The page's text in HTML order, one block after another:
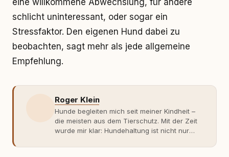
eine willkommene Abwechslung, für andere
schlicht uninteressant, oder sogar ein
Stressfaktor. Den eigenen Hund dabei zu
beobachten, sagt mehr als jede allgemeine
Empfehlung.
Roger Klein
Hunde begleiten mich seit meiner Kindheit –
die meisten aus dem Tierschutz. Mit der Zeit
wurde mir klar: Hundehaltung ist nicht nur
Fachwissen. Der Wendepunkt kam mit meinem